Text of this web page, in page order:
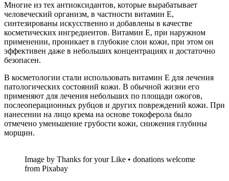
Многие из тех антиоксидантов, которые вырабатывает
человеческий организм, в частности витамин Е,
синтезированы искусственно и добавлены в качестве
косметических ингредиентов. Витамин Е, при наружном
применении, проникает в глубокие слои кожи, при этом он
эффективен даже в небольших концентрациях и достаточно
безопасен.
В косметологии стали использовать витамин Е для лечения
патологических состояний кожи. В обычной жизни его
применяют для лечения небольших по площади ожогов,
послеоперационных рубцов и других повреждений кожи. При
нанесении на лицо крема на основе токоферола было
отмечено уменьшение грубости кожи, снижения глубины
морщин.
Image by Thanks for your Like • donations welcome
from Pixabay